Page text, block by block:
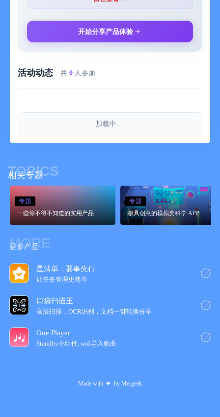
开始分享产品体验
活动动态 共 0 人参加
加载中...
TOPICS
相关专题
一些你不得不知道的实用产品
专题
极具创意的模拟类科学 APP
专题
MORE
更多产品
星清单：要事先行
让任务管理更简‪单‬
口袋扫描王
高清扫描，OCR识别，文档一键转换分享
One Player
Standby小组件, wifi导入歌‪曲‬
Made with ❤ by Mergeek